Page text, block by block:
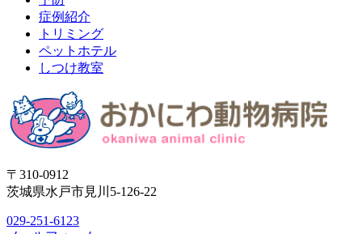
症例紹介
トリミング
ペットホテル
しつけ教室
〒310-0912
茨城県水戸市見川5-126-22
029-251-6123